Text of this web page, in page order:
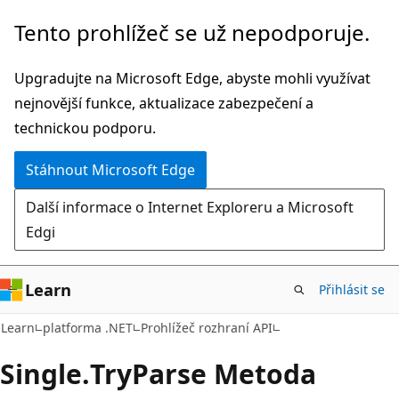
Přeskočit
hlavní
obsah
Přeskočit
navigaci
na
stránce
Tento prohlížeč se už nepodporuje.
Upgradujte na Microsoft Edge, abyste mohli využívat
nejnovější funkce, aktualizace zabezpečení a
technickou podporu.
Stáhnout Microsoft Edge
Další informace o Internet Exploreru a Microsoft
Edgi
Learn Přihlásit se
Learn platforma .NET Prohlížeč rozhraní API
Single.TryParse Metoda